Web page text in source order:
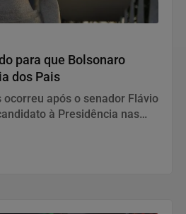
para que Bolsonaro
dos Pais
ocorreu após o senador Flávio
à Presidência nas
assinada pelo pai.